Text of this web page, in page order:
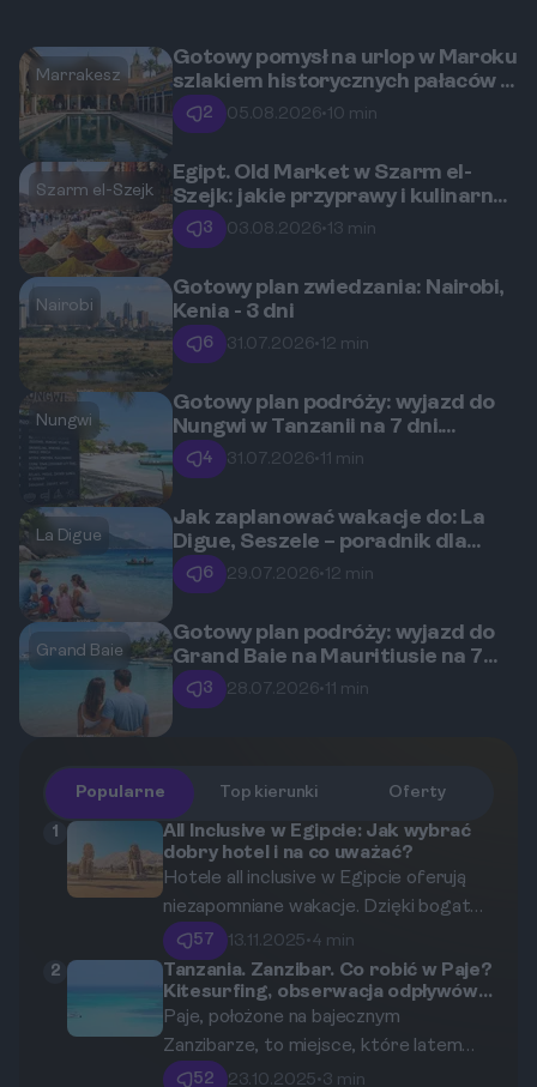
Marrakesz
Gotowy pomysł na urlop w Maroku
szlakiem historycznych pałaców w
Marrakeszu
2 05.08.2026• 10 min
Szarm el-Szejk
Egipt. Old Market w Szarm el-
Szejk: jakie przyprawy i kulinarne
pamiątki warto przywieźć z
wakacji?
3 03.08.2026• 13 min
Nairobi
Gotowy plan zwiedzania: Nairobi,
Kenia - 3 dni
6 31.07.2026• 12 min
Nungwi
Gotowy plan podróży: wyjazd do
Nungwi w Tanzanii na 7 dni.
Dzienny rozkład łączący plażowy
relaks, lokalne posiłki i wycieczki
4 31.07.2026• 11 min
La Digue
Jak zaplanować wakacje do: La
Digue, Seszele – poradnik dla
rodzin z dziećmi
6 29.07.2026• 12 min
Grand Baie
Gotowy plan podróży: wyjazd do
Grand Baie na Mauritiusie na 7
dni we dwoje
3 28.07.2026• 11 min
Popularne Top kierunki Oferty
1
All Inclusive w Egipcie: Jak wybrać
dobry hotel i na co uważać?
Hotele all inclusive w Egipcie oferują
niezapomniane wakacje. Dzięki bogatej
ofercie, pięknym plażom i słońcu przez
cały rok, łatwo się w nich zakochać. Ale
jak nie zgubić się w gąszczu ofert? W
tym artykule znajdziesz szczegółowe
informacje na temat pięciu
sprawdzonych hoteli oraz praktyczne
57 13.11.2025•4 min
2
Tanzania. Zanzibar. Co robić w Paje?
Kitesurfing, obserwacja odpływów i
wizyta w Jozani Forest
Paje, położone na bajecznym
Zanzibarze, to miejsce, które latem
przyciąga rzesze turystów. Co więcej,
52 23.10.2025•3 min